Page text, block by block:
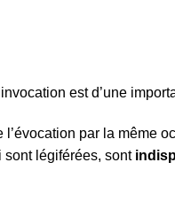
est d’une
l’évocation par la même
sont légiférées, sont